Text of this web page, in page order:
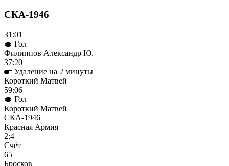
СКА-1946
31:01
Гол
Филиппов Александр Ю.
37:20
Удаление на 2 минуты
Короткий Матвей
59:06
Гол
Короткий Матвей
СКА-1946
Красная Армия
2:4
Cчёт
65
Бросков